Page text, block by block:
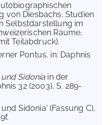
von Diesbachs. Studien
Selbstdarstellung im
Raume,
Teilabdruck).
Pontus, in: Daphnis
Sidonia in der
32 (2003), S. 289-
Sidonia' (Fassung C),